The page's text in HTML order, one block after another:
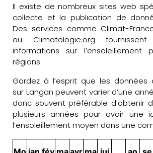
Il existe de nombreux sites web
collecte et la publication de
Des services comme Climat-
ou Climatologie.org
informations sur l’ensoleillement
régions.
Gardez à l’esprit que les données
sur Langan peuvent varier d’une
donc souvent préférable d’obtenir
plusieurs années pour avoir une
l’ensoleillement moyen dans une